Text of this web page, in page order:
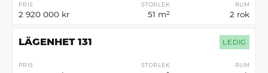
PRIS
2 920 000 kr
STORLEK
51 m²
RUM
2 rok
LÄGENHET 131
PRIS STORLEK RUM
LEDIG